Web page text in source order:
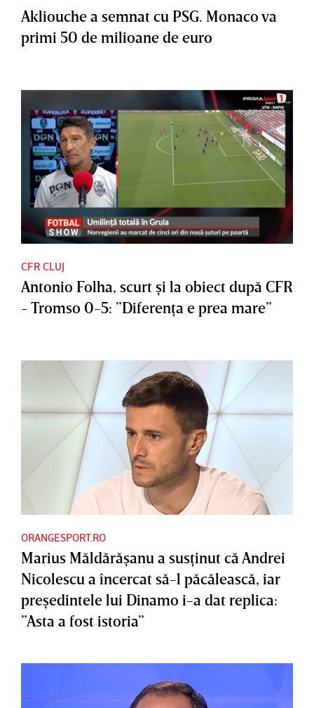
Akliouche a semnat cu PSG. Monaco va
primi 50 de milioane de euro
CFR CLUJ
Antonio Folha, scurt şi la obiect după CFR
- Tromso 0-5: ”Diferenţa e prea mare”
ORANGESPORT.RO
Marius Măldărăşanu a susţinut că Andrei
Nicolescu a încercat să-l păcălească, iar
preşedintele lui Dinamo i-a dat replica:
”Asta a fost istoria”